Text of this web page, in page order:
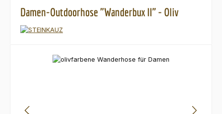
Damen-Outdoorhose "Wanderbux II" - Oliv
Bildergalerie überspringen